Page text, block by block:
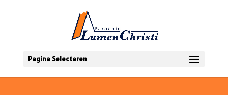
Pagina Selecteren